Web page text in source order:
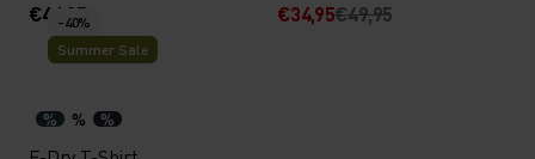
€44,95
€34,95€49,95
-40%
Summer Sale
% % %